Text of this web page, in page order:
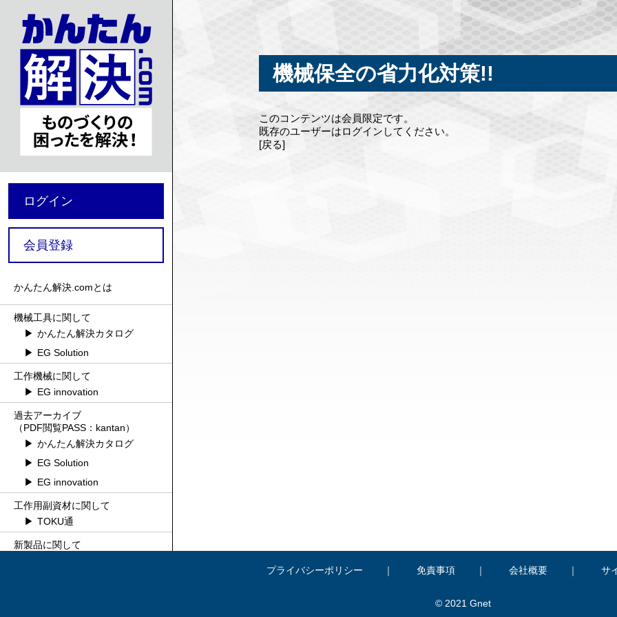
ログイン
会員登録
かんたん解決.comとは
機械工具に関して
かんたん解決カタログ
EG Solution
工作機械に関して
EG innovation
過去アーカイブ
（PDF閲覧PASS：kantan）
かんたん解決カタログ
EG Solution
EG innovation
工作用副資材に関して
TOKU通
新製品に関して
機械保全の省力化対策!!
このコンテンツは会員限定です。
既存のユーザーはログインしてください。
[戻る]
プライバシーポリシー 免責事項 会社概要 サ
© 2021 Gnet